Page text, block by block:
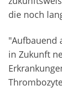
die noch
"Aufbauend
in Zukunft